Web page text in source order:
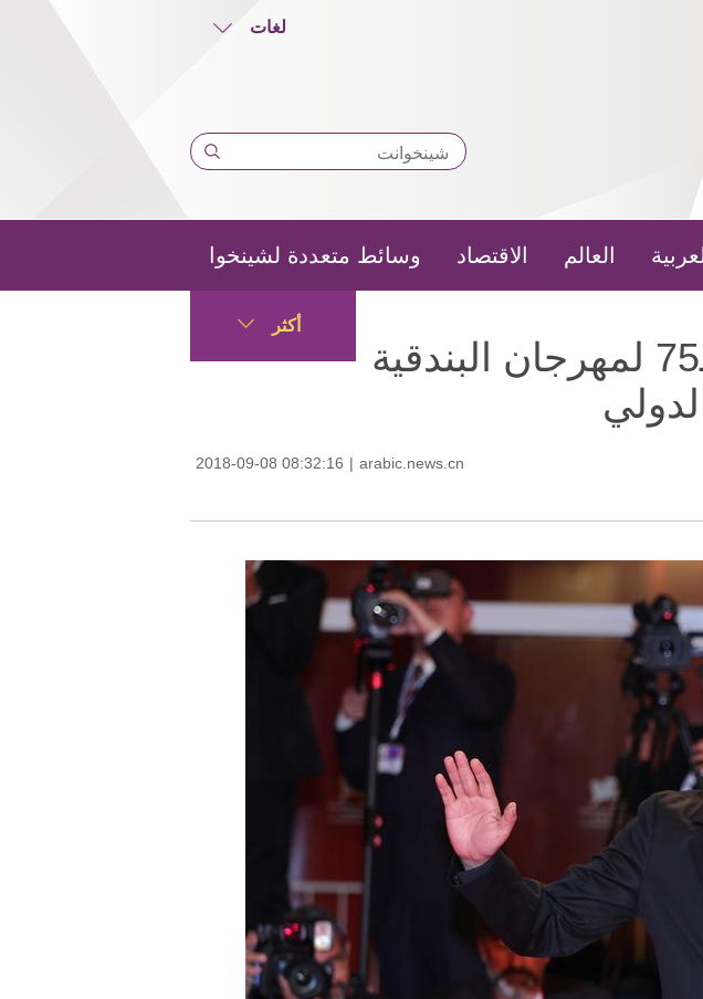
لغات
العالم الاقتصاد وسائط متعددة لشينخوا
أكثر
الفيلم الصيني "الظلال" في الدورة الـ75 لمهرجان البندقية
2018-09-08 08:32:16 | arabic.news.cn